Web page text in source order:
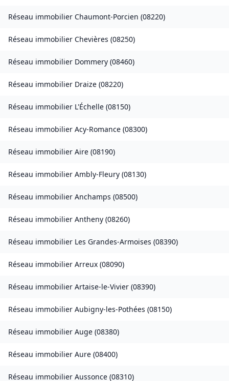
Réseau immobilier Chaumont-Porcien (08220)
Réseau immobilier Chevières (08250)
Réseau immobilier Dommery (08460)
Réseau immobilier Draize (08220)
Réseau immobilier L'Échelle (08150)
Réseau immobilier Acy-Romance (08300)
Réseau immobilier Aire (08190)
Réseau immobilier Ambly-Fleury (08130)
Réseau immobilier Anchamps (08500)
Réseau immobilier Antheny (08260)
Réseau immobilier Les Grandes-Armoises (08390)
Réseau immobilier Arreux (08090)
Réseau immobilier Artaise-le-Vivier (08390)
Réseau immobilier Aubigny-les-Pothées (08150)
Réseau immobilier Auge (08380)
Réseau immobilier Aure (08400)
Réseau immobilier Aussonce (08310)